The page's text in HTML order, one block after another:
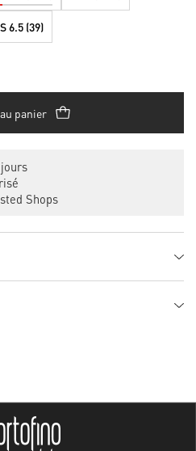
6.5 (39)
panier
Shops